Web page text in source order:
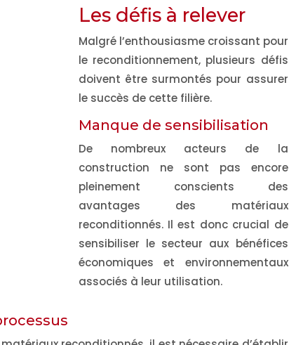
Les défis à relever
Malgré l’enthousiasme croissant pour
le reconditionnement, plusieurs défis
doivent être surmontés pour assurer
le succès de cette filière.
Manque de sensibilisation
De nombreux acteurs de la
construction ne sont pas encore
pleinement conscients des
avantages des matériaux
reconditionnés. Il est donc crucial de
sensibiliser le secteur aux bénéfices
économiques et environnementaux
associés à leur utilisation.